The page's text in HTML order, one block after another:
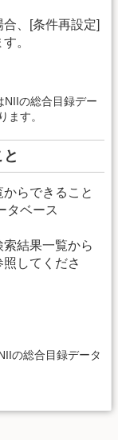
、[条件再設定]
。
NIIの総合目録デー
ます。
らできること
タベース
結果一覧から
してくださ
の総合目録データ